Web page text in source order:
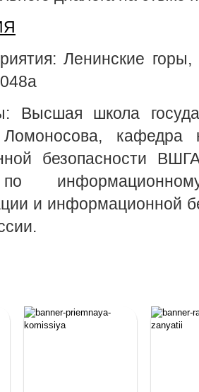
Ленинские
Высшая школа
кафедра
безопасности
и информационной